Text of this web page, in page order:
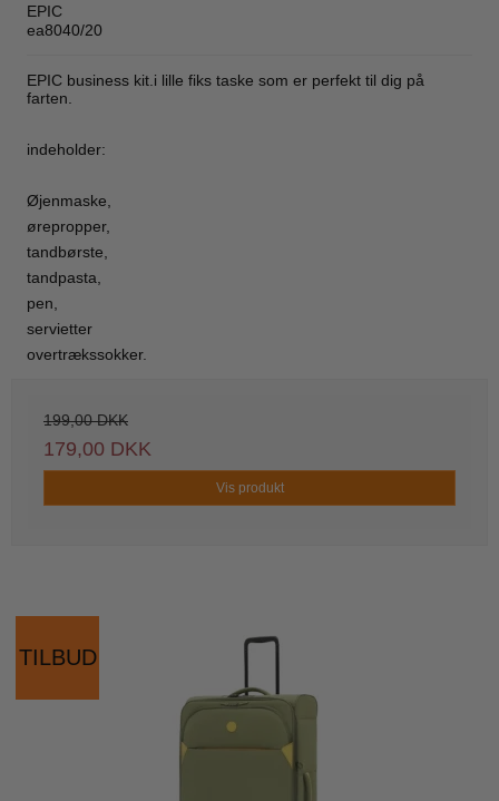
EPIC
ea8040/20
EPIC business kit.i lille fiks taske som er perfekt til dig på
farten.
indeholder:
Øjenmaske,
ørepropper,
tandbørste,
tandpasta,
pen,
servietter
overtrækssokker.
199,00 DKK
179,00 DKK
Vis produkt
TILBUD